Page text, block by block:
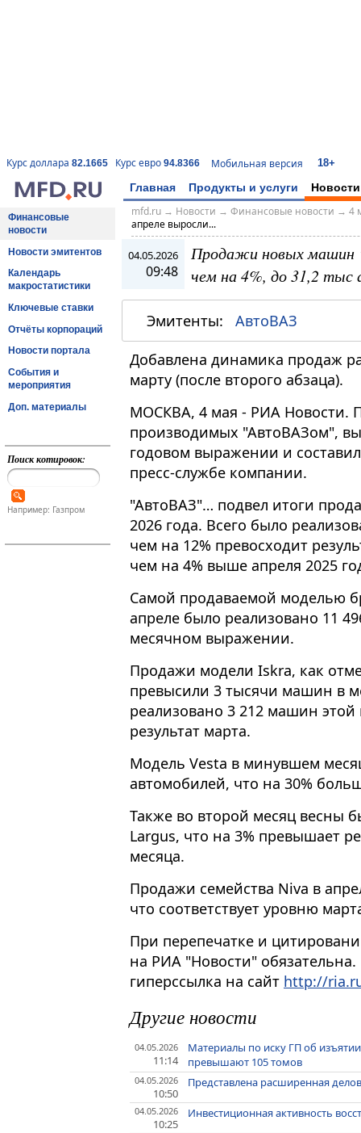
Курс доллара 82.1665 Курс евро 94.8366 Мобильная версия 18+
Главная Продукты и услуги Новости
Финансовые
новости
Новости эмитентов
Календарь
макростатистики
Ключевые ставки
Отчёты корпораций
Новости портала
События и
мероприятия
Доп. материалы
Поиск котировок:
Например: Газпром
mfd.ru→ Новости → Финансовые новости → 4
апреле выросли...
04.05.2026
09:48
Продажи новых машин
чем на 4%, до 31,2 тыс
Эмитенты: АвтоВАЗ
Добавлена динамика продаж
марту (после второго абзаца).
МОСКВА, 4 мая - РИА Новости.
производимых "АвтоВАЗом",
годовом выражении и
пресс-службе компании​​​.
"АвтоВАЗ"… подвел итоги
2026 года. Всего было
чем на 12% превосходит
чем на 4% выше апреля 2025
Самой продаваемой моделью
апреле было реализовано 11
месячном выражении.
Продажи модели Iskra, как
превысили 3 тысячи машин в
реализовано 3 212 машин
результат марта.
Модель Vesta в минувшем
автомобилей, что на 30%
Также во второй месяц весны
Largus, что на 3% превышает
месяца.
Продажи семейства Niva в
что соответствует уровню
При перепечатке и
на РИА "Новости"
гиперссылка на сайт http://
Другие новости
04.05.2026
11:14
Материалы по иску ГП об
превышают 105 томов
04.05.2026
10:50
Представлена расширенная
04.05.2026
10:25
Инвестиционная активность